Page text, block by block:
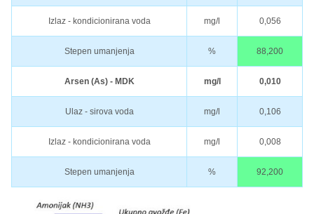
Izlaz - kondicionirana voda mg/l 0,056
Stepen umanjenja % 88,200
Arsen (As) - MDK mg/l 0,010
Ulaz - sirova voda mg/l 0,106
Izlaz - kondicionirana voda mg/l 0,008
Stepen umanjenja % 92,200